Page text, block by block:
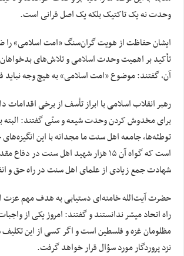
وحدت نه یک تاکتیک بلکه یک اصل قرانی است.
ایشان حفاظت از هویت گران‌سنگ «امت اسلامی» را
تأکید بر اهمیت وحدت اسلامی و تلاش‌های
آن، گفتند: موضوع «امت اسلامی» به هیچ وجه
رهبر انقلاب اسلامی با ابراز تأسف از برخی اقدامات
برای مخدوش کردن وحدت شیعه و سنّی گفتند: البته
توطئه‌ها، جامعه اهل سنت ما مجدانه با این
است که گواه آن ۱۵ هزار شهید اهل سنت در
شهادت جمع زیادی از علمای اهل سنت در راه حق و
حضرت آیت‌الله خامنه‌ای دستیابی به هدف مهم عزت
راه اتحاد میسّر ندانستند و گفتند: امروز یکی از
مظلومان غزه و فلسطین است و اگر کسی از این
نزد پروردگار مورد سؤال قرار خواهد گرفت.